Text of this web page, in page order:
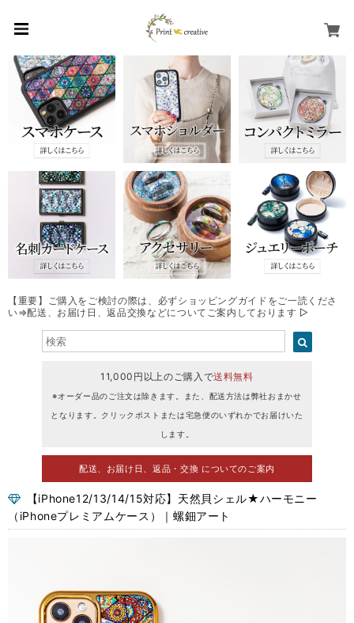
【重要】ご購入をご検討の際は、必ずショッピングガイドをご一読くださ
い⇒配送、お届け日、返品交換などについてご案内しております ▷
11,000円以上のご購入で送料無料
※オーダー品のご注文は除きます。また、配送方法は弊社おまかせ
となります。クリックポストまたは宅急便のいずれかでお届けいた
します。
配送、お届け日、返品・交換 についてのご案内
【iPhone12/13/14/15対応】天然貝シェル★ハーモニー
（iPhoneプレミアムケース）｜螺鈿アート